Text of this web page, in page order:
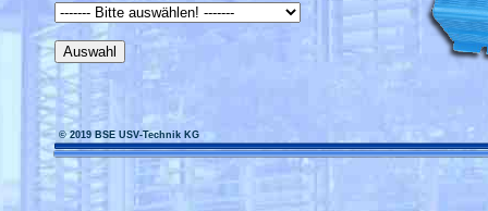
© 2019 BSE USV-Technik KG